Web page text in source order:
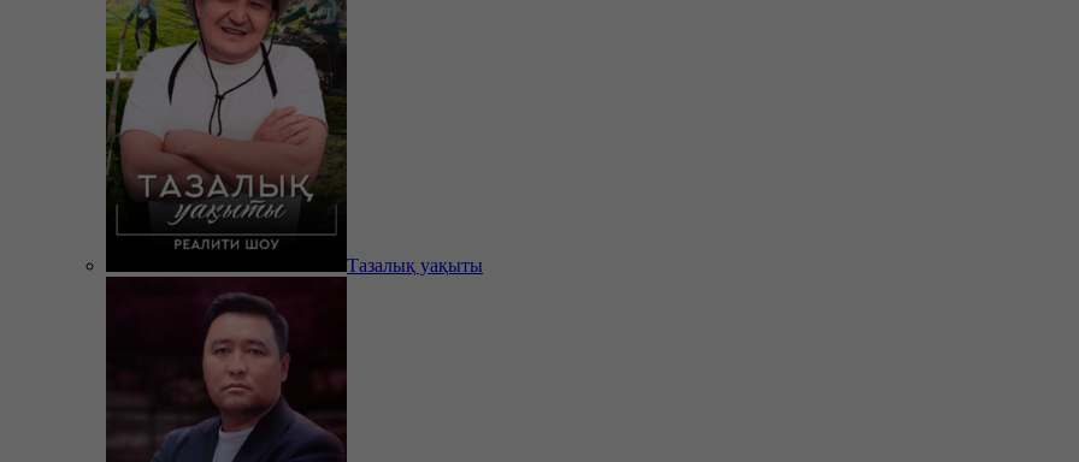
Тазалық уақыты